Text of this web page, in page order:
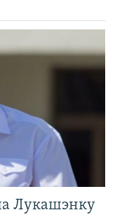
Лукашэнку